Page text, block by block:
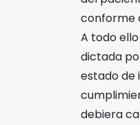
conforme
A todo
dictada
estado de
debiera